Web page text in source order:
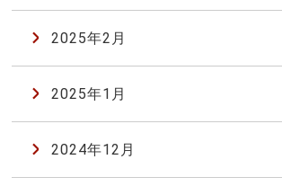
2025年2月
2025年1月
2024年12月